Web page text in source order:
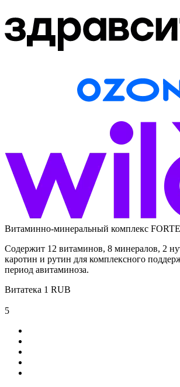
Витаминно-минеральный комплекс
Содержит 12 витаминов, 8 минералов, 2
каротин и рутин для комплексного
период авитаминоза.
Витатека 1 RUB
5